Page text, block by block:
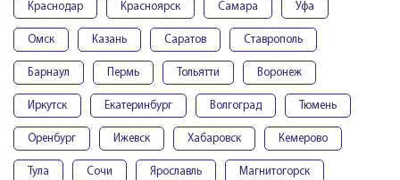
Краснодар Красноярск Самара Уфа
Омск Казань Саратов Ставрополь
Барнаул Пермь Тольятти Воронеж
Иркутск Екатеринбург Волгоград Тюмень
Оренбург Ижевск Хабаровск Кемерово
Тула Сочи Ярославль Магнитогорск